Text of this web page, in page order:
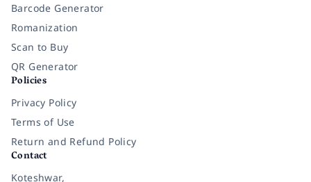
Barcode Generator
Romanization
Scan to Buy
QR Generator
Policies
Privacy Policy
Terms of Use
Return and Refund Policy
Contact
Koteshwar,